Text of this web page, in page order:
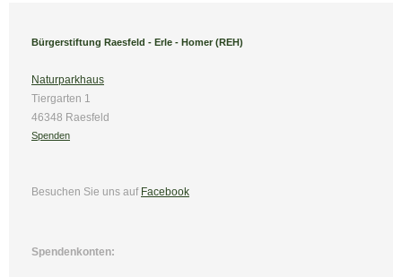
Bürgerstiftung Raesfeld - Erle - Homer (REH)
Naturparkhaus
Tiergarten 1
46348 Raesfeld
Spenden
Besuchen Sie uns auf Facebook
Spendenkonten: